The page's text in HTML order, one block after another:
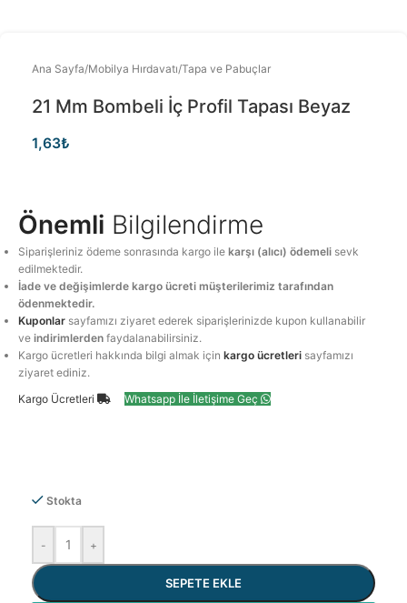
Ana Sayfa/Mobilya Hırdavatı/Tapa ve Pabuçlar
21 Mm Bombeli İç Profil Tapası Beyaz
1,63₺
Önemli Bilgilendirme
Siparişleriniz ödeme sonrasında kargo ilekarşı (alıcı) ödemeli sevk
edilmektedir.
İade ve değişimlerde kargo ücreti müşterilerimiz tarafından
ödenmektedir.
Kuponlar sayfamızı ziyaret ederek siparişlerinizde kupon kullanabilir
veindirimlerden faydalanabilirsiniz.
Kargo ücretleri hakkında bilgi almak içinkargo ücretleri sayfamızı
ziyaret ediniz.
Kargo Ücretleri
Whatsapp İle İletişime Geç
Stokta
- +
SEPETE EKLE